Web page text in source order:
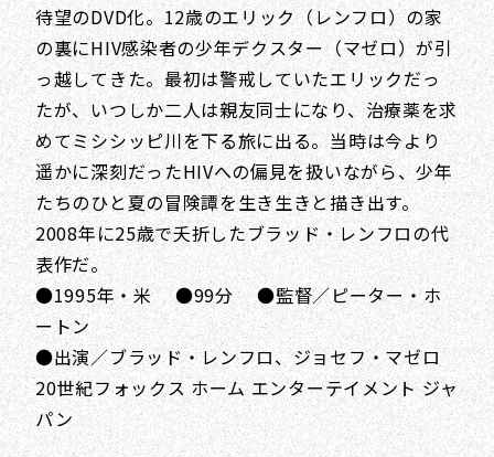
待望のDVD化。12歳のエリック（レンフロ）の家
の裏にHIV感染者の少年デクスター（マゼロ）が引
っ越してきた。最初は警戒していたエリックだっ
たが、いつしか二人は親友同士になり、治療薬を求
めてミシシッピ川を下る旅に出る。当時は今より
遥かに深刻だったHIVへの偏見を扱いながら、少年
たちのひと夏の冒険譚を生き生きと描き出す。
2008年に25歳で夭折したブラッド・レンフロの代
表作だ。
●1995年・米 ●99分 ●監督／ピーター・ホ
ートン
●出演／ブラッド・レンフロ、ジョセフ・マゼロ
20世紀フォックス ホーム エンターテイメント ジャ
パン